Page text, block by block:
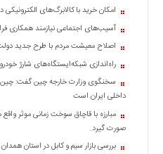
امکان خرید با کالابرگ‌های الکترونیکی
آسیب‌های اجتماعی نیازمند همکاری
اصلاح معیشت مردم با طرح جدید
راه‌اندازی شبکه‌ایستگاه‌های شارژ
سخنگوی وزارت خارجه چین گفت:
داخلی ایران است
مبارزه با قاچاق سوخت زمانی موثر
صورت گیرد.
بررسی بازار سیم و کابل در استان همدان